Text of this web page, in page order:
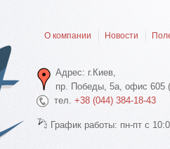
О компании Новости
Адрес: г.Киев,
пр. Победы, 5а, офис 605
тел. +38 (044) 384-18-43
График работы: пн-пт с